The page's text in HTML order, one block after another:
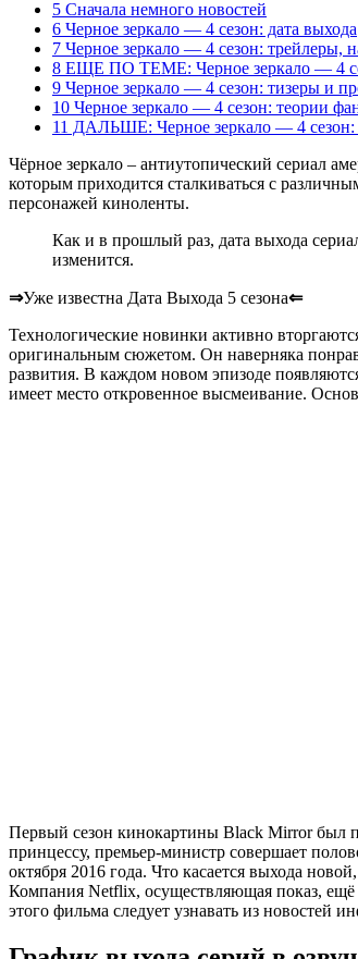
5 Сначала немного новостей
6 Черное зеркало — 4 сезон: дата выхода
7 Черное зеркало — 4 сезон: трейлеры,
8 ЕЩЕ ПО ТЕМЕ: Черное зеркало — 4
9 Черное зеркало — 4 сезон: тизеры и
10 Черное зеркало — 4 сезон: теории
11 ДАЛЬШЕ: Черное зеркало — 4 сезон:
Чёрное зеркало – антиутопический сериал
которым приходится сталкиваться с
персонажей киноленты.
Как и в прошлый раз, дата выхода
изменится.
⇒Уже известна Дата Выхода 5 сезона⇐
Технологические новинки активно
оригинальным сюжетом. Он наверняка
развития. В каждом новом эпизоде
имеет место откровенное высмеивание.
Первый сезон кинокартины Black Mirror был
принцессу, премьер-министр совершает
октября 2016 года. Что касается выхода
Компания Netflix, осуществляющая показ, ещё
этого фильма следует узнавать из новостей